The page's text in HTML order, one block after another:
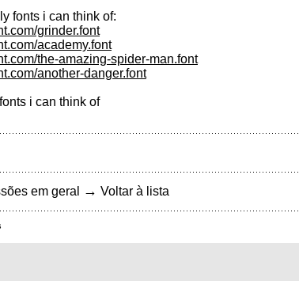
fonts i can think of:
grinder.font
academy.font
the-amazing-spider-man.font
another-danger.font
i can think of
em geral → Voltar à lista